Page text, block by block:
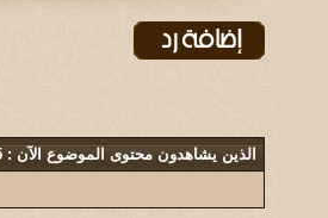
الذين يشاهدون محتوى الموضوع الآن : 5